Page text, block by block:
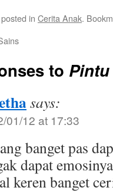
in Cerita Anak.
to
says:
01/12 at 17:33
banget pas
dapat
keren banget